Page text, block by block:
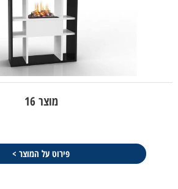
מוצר 16
פירוט על המוצר >